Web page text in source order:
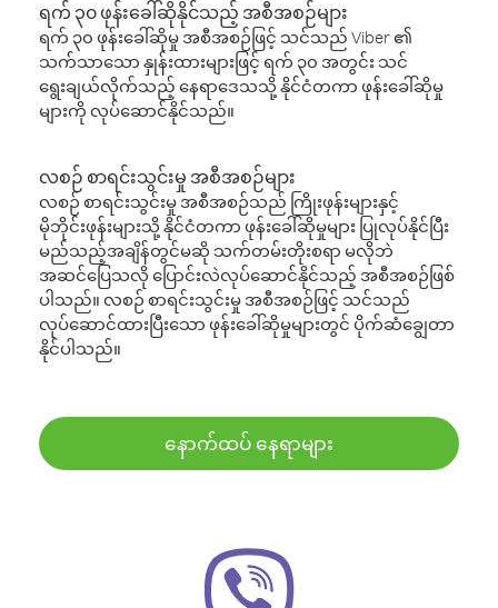
ရက် ၃၀ ဖုန်းခေါ်ဆိုနိုင်သည့် အစီအစဉ်များ
ရက် ၃၀ ဖုန်းခေါ်ဆိုမှု အစီအစဉ်ဖြင့် သင်သည် Viber ၏
သက်သာသော နှုန်းထားများဖြင့် ရက် ၃၀ အတွင်း သင်
ရွေးချယ်လိုက်သည့် နေရာဒေသသို့ နိုင်ငံတကာ ဖုန်းခေါ်ဆိုမှု
များကို လုပ်ဆောင်နိုင်သည်။
လစဉ် စာရင်းသွင်းမှု အစီအစဉ်များ
လစဉ် စာရင်းသွင်းမှု အစီအစဉ်သည် ကြိုးဖုန်းများနှင့်
မိုဘိုင်းဖုန်းများသို့ နိုင်ငံတကာ ဖုန်းခေါ်ဆိုမှုများ ပြုလုပ်နိုင်ပြီး
မည်သည့်အချိန်တွင်မဆို သက်တမ်းတိုးစရာ မလိုဘဲ
အဆင်ပြေသလို ပြောင်းလဲလုပ်ဆောင်နိုင်သည့် အစီအစဉ်ဖြစ်
ပါသည်။ လစဉ် စာရင်းသွင်းမှု အစီအစဉ်ဖြင့် သင်သည်
လုပ်ဆောင်ထားပြီးသော ဖုန်းခေါ်ဆိုမှုများတွင် ပိုက်ဆံချွေတာ
နိုင်ပါသည်။
နောက်ထပ် နေရာများ